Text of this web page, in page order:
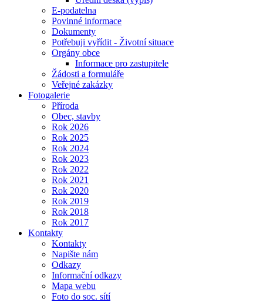
E-podatelna
Povinné informace
Dokumenty
Potřebuji vyřídit - Životní situace
Orgány obce
Informace pro zastupitele
Žádosti a formuláře
Veřejné zakázky
Fotogalerie
Příroda
Obec, stavby
Rok 2026
Rok 2025
Rok 2024
Rok 2023
Rok 2022
Rok 2021
Rok 2020
Rok 2019
Rok 2018
Rok 2017
Kontakty
Kontakty
Napište nám
Odkazy
Informační odkazy
Mapa webu
Foto do soc. sítí